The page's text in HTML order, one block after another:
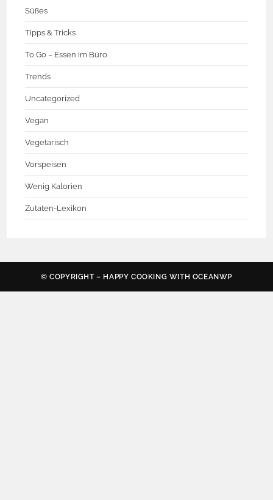
Süßes
Tipps & Tricks
To Go – Essen im Büro
Trends
Uncategorized
Vegan
Vegetarisch
Vorspeisen
Wenig Kalorien
Zutaten-Lexikon
© COPYRIGHT – HAPPY COOKING WITH OCEANWP